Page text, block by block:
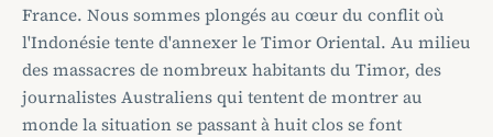
France. Nous sommes plongés au cœur du conflit où
l'Indonésie tente d'annexer le Timor Oriental. Au milieu
des massacres de nombreux habitants du Timor, des
journalistes Australiens qui tentent de montrer au
monde la situation se passant à huit clos se font